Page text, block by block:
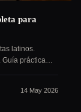
para
latinos.
Guía práctica…
14 May 2026